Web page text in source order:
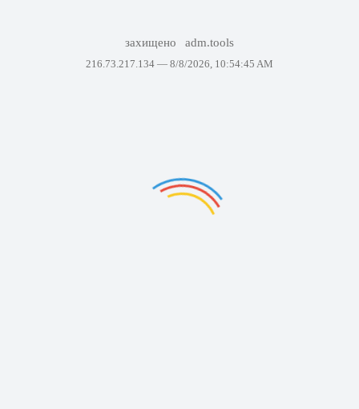
захищено adm.tools
216.73.217.134 — 8/8/2026, 10:54:45 AM